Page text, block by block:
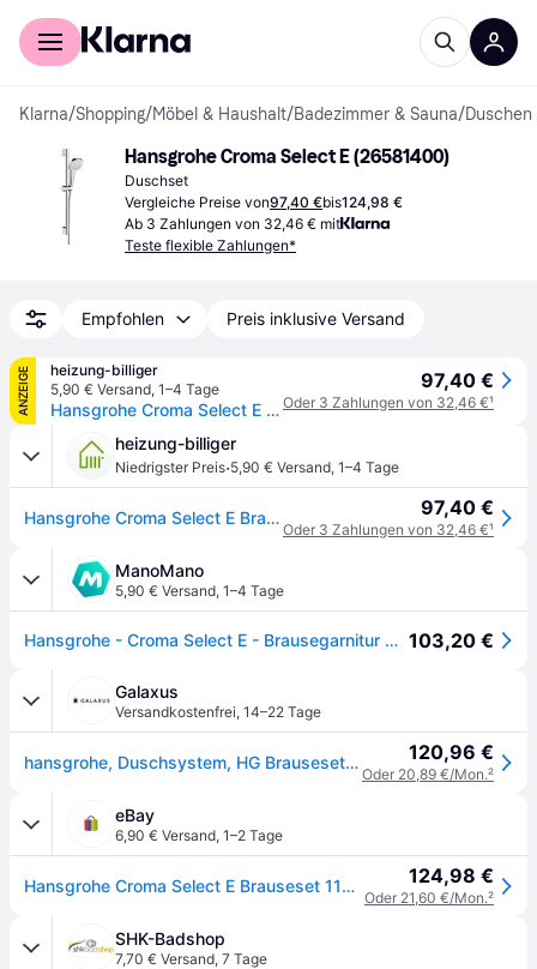
Für Shopper
Klarna/Shopping/Möbel & Haushalt/Badezimmer & Sauna/
Hansgrohe Croma Select E (26581400)
Duschset
Vergleiche Preise von97,40 €bis124,98 €
Ab 3 Zahlungen von 32,46 € mit
Teste flexible Zahlungen*
Empfohlen Preis inklusive Versand
ANZEIGE
heizung-billiger
5,90 € Versand, 1–4 Tage
Hansgrohe Croma Select E Brauseset 110mm, 8,4l/min, Multi EcoSmart, Brausestange 65cm, Weiß/Chrom 26581400
97,40 €
Oder 3 Zahlungen von 32,46 €¹
heizung-billiger
Niedrigster Preis·5,90 € Versand, 1–4 Tage
Hansgrohe Croma Select E Brauseset 110mm, 8,4l/min, Multi EcoSmart, Brausestange 65cm, Weiß/Chrom 26581400 97,40 €
Oder 3 Zahlungen von 32,46 €¹
ManoMano
5,90 € Versand, 1–4 Tage
Hansgrohe - Croma Select E - Brausegarnitur Multi 0,65 M, Ecosmart 9 L/min, Weiß / Verchromt 26581400 103,20 €
Galaxus
Versandkostenfrei, 14–22 Tage
hansgrohe, Duschsystem, HG Brauseset CROMA SELECT E MULTI Bsta Unica'Croma 650mm EcoS 9 l/m we/chr 120,96 €
Oder 20,89 €/Mon.²
eBay
6,90 € Versand, 1–2 Tage
Hansgrohe Croma Select E Brauseset 110 Multi Ecosmart Mit Brausestange 650 Mm... 124,98 €
Oder 21,60 €/Mon.²
SHK-Badshop
7,70 € Versand, 7 Tage